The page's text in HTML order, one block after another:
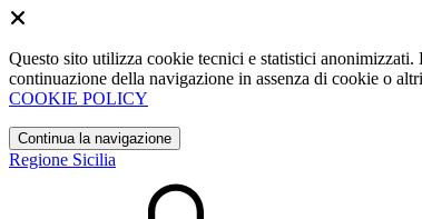
Questo sito utilizza cookie tecnici e statistici
continuazione della navigazione in assenza di cookie o
COOKIE POLICY
Continua la navigazione
Regione Sicilia